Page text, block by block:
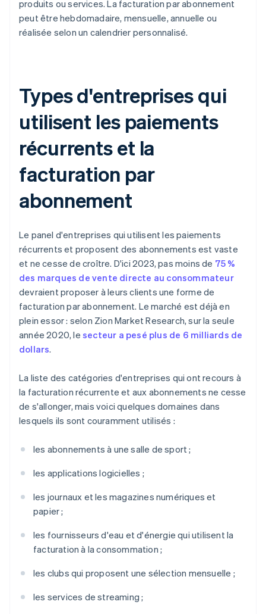
produits ou services. La facturation par abonnement
peut être hebdomadaire, mensuelle, annuelle ou
réalisée selon un calendrier personnalisé.
Types d'entreprises qui
utilisent les paiements
récurrents et la
facturation par
abonnement
Le panel d'entreprises qui utilisent les paiements
récurrents et proposent des abonnements est vaste
et ne cesse de croître. D'ici 2023, pas moins de 75 %
des marques de vente directe au consommateur
devraient proposer à leurs clients une forme de
facturation par abonnement. Le marché est déjà en
plein essor : selon Zion Market Research, sur la seule
année 2020, le secteur a pesé plus de 6 milliards de
dollars.
La liste des catégories d'entreprises qui ont recours à
la facturation récurrente et aux abonnements ne cesse
de s'allonger, mais voici quelques domaines dans
lesquels ils sont couramment utilisés :
les abonnements à une salle de sport ;
les applications logicielles ;
les journaux et les magazines numériques et
papier ;
les fournisseurs d'eau et d'énergie qui utilisent la
facturation à la consommation ;
les clubs qui proposent une sélection mensuelle ;
les services de streaming ;